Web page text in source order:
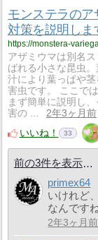
モンステラの
対策を説明しま
https://monstera-
アザミウマは別名
ばれる小さな昆虫
汁により葉っぱや
害虫です。 ここで
まず簡単に説明し
害の ...
2年3ヶ月前
いいね！
33
前の3件を表示
primex64
いけれど
なんです
2年3ヶ月前